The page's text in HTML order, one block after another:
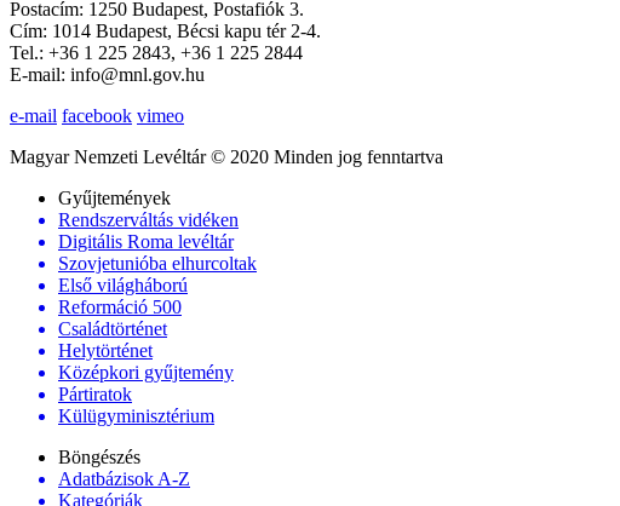
Postacím: 1250 Budapest, Postafiók 3.
Cím: 1014 Budapest, Bécsi kapu tér 2-4.
Tel.: +36 1 225 2843, +36 1 225 2844
E-mail: info@mnl.gov.hu
e-mail facebook vimeo
Magyar Nemzeti Levéltár © 2020 Minden jog fenntartva
Gyűjtemények
Rendszerváltás vidéken
Digitális Roma levéltár
Szovjetunióba elhurcoltak
Első világháború
Reformáció 500
Családtörténet
Helytörténet
Középkori gyűjtemény
Pártiratok
Külügyminisztérium
Böngészés
Adatbázisok A-Z
Kategóriák